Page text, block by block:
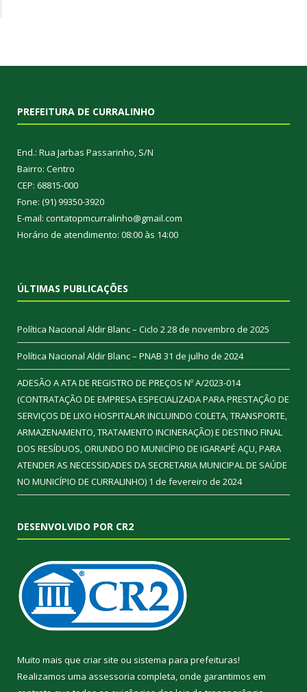
PREFEITURA DE CURRALINHO
End.: Rua Jarbas Passarinho, S/N
Bairro: Centro
CEP: 68815-000
Fone: (91) 99350-3920
E-mail: contatopmcurralinho@gmail.com
Horário de atendimento: 08:00 às 14:00
ÚLTIMAS PUBLICAÇÕES
Política Nacional Aldir Blanc – Ciclo 228 de novembro de 2025
Política Nacional Aldir Blanc – PNAB 31 de julho de 2024
ADESÃO A ATA DE REGISTRO DE PREÇOS Nº A/2023-014
(CONTRATAÇÃO DE EMPRESA ESPECIALIZADA PARA PRESTAÇÃO DE
SERVIÇOS DE LIXO HOSPITALAR INCLUINDO COLETA, TRANSPORTE,
ARMAZENAMENTO, TRATAMENTO INCINERAÇÃO) E DESTINO FINAL
DOS RESÍDUOS, ORIUNDO DO MUNICÍPIO DE IGARAPÉ AÇU, PARA
ATENDER AS NECESSIDADES DA SECRETARIA MUNICIPAL DE SAÚDE
NO MUNICÍPIO DE CURRALINHO) 1 de fevereiro de 2024
DESENVOLVIDO POR CR2
Muito mais que criar site ou sistema para prefeituras!
Realizamos uma assessoria completa, onde garantimos em